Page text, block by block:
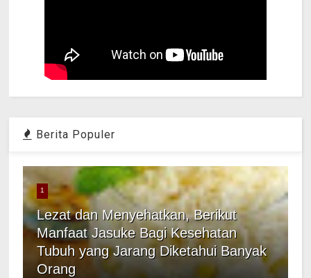
Berita Populer
1
Lezat dan Menyehatkan, Berikut
Manfaat Jasuke Bagi Kesehatan
Tubuh yang Jarang Diketahui Banyak
Orang